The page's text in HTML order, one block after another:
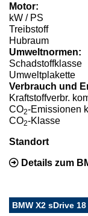
Motor:
kW / PS
Treibstoff
Hubraum
Umweltnormen:
Schadstoffklasse
Umweltplakette
Verbrauch und
Kraftstoffverbr.
CO2-Emissionen
CO2-Klasse
Standort
Details zum
BMW X2 sDrive